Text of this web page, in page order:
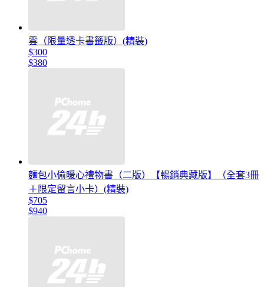
雲（限量透卡書籤版）(精裝)
$300
$380
麵包小偷暖心禮物書（二版）【暢銷典藏版】（全套3冊
＋限定留言小卡）(精裝)
$705
$940